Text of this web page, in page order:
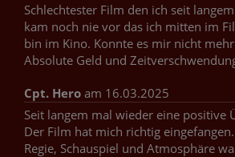
Schlechtester Film den ich seit
kam noch nie vor das ich mitten im
bin im Kino. Konnte es mir nicht
Absolute Geld und
Cpt. Hero am 16.03.2025
Seit langem mal wieder eine positive
Der Film hat mich richtig eingefangen.
Regie, Schauspiel und Atmosphäre